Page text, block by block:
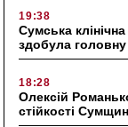
19:38
Сумська
здобула головну
18:28
Олексій
стійкості